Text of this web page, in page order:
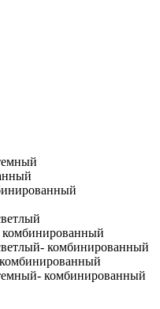
комбинированный
комбинированный